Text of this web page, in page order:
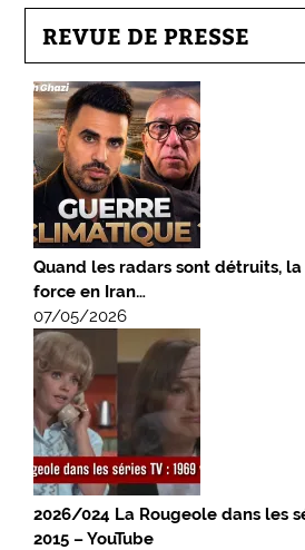
REVUE DE PRESSE
Quand les radars sont détruits,
force en Iran…
07/05/2026
2026/024 La Rougeole dans les
2015 – YouTube